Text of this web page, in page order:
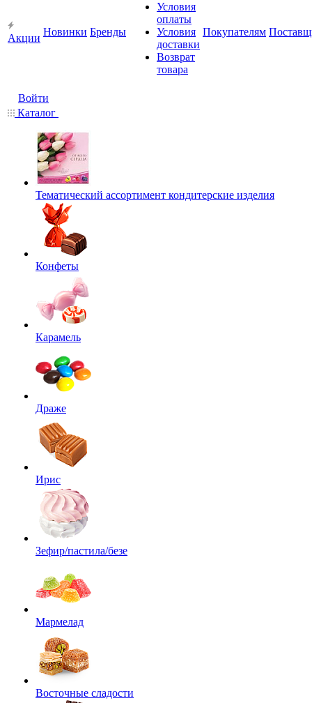
Акции
Новинки Бренды
Условия
оплаты
Условия
доставки
Возврат
товара
Покупателям
Войти
Каталог
Тематический ассортимент кондитерские изделия
Конфеты
Карамель
Драже
Ирис
Зефир/пастила/безе
Мармелад
Восточные сладости